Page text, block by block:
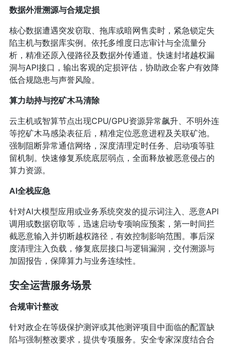
数据外泄溯源与合规定损
核心数据遭遇突发窃取、拖库或暗网售卖时，紧急锁定失
陷主机与数据库实例。依托多维度日志审计与全流量分
析，精准还原入侵路径及数据外传通道。快速封堵越权漏
洞与API接口，输出客观的定损评估，协助政企客户有效降
低合规隐患与声誉风险。
算力劫持与挖矿木马清除
云主机或智算节点出现CPU/GPU资源异常飙升、不明外连
等挖矿木马感染表征后，精准定位恶意进程及关联矿池。
强制阻断异常通信网络，深度清理定时任务、启动项等驻
留机制。快速修复系统底层弱点，全面释放被恶意侵占的
算力资源。
AI全栈应急
针对AI大模型应用或业务系统突发的提示词注入、恶意API
调用或数据窃取等，迅速启动专项响应预案，第一时间拦
截恶意输入并切断越权路径，有效控制影响范围。事后深
度清理注入负载，修复底层接口与逻辑漏洞，交付溯源与
加固报告，保障算力与业务连续性。
安全运营服务场景
合规审计整改
针对政企在等级保护测评或其他测评项目中面临的配置缺
陷与强制整改要求，提供专项服务。安全专家深度结合合